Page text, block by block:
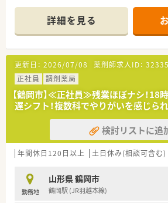
ます。
詳細を見る
更新日： 2026/07/08 薬剤師求人ID：
正社員
調剤薬局
【鶴岡市】≪正社員≫残業ほぼナシ！18
遅シフト！複数科でやりがいを感じら
検討リストに追
年間休日120日以上 土日休み(相談可含む)
勤務地
山形県 鶴岡市
鶴岡駅 (JR羽越本線)